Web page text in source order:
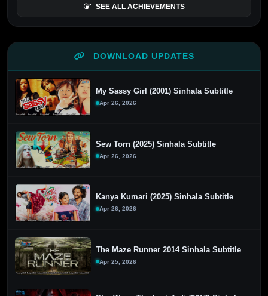
SEE ALL ACHIEVEMENTS
DOWNLOAD UPDATES
My Sassy Girl (2001) Sinhala Subtitle
Apr 26, 2026
Sew Torn (2025) Sinhala Subtitle
Apr 26, 2026
Kanya Kumari (2025) Sinhala Subtitle
Apr 26, 2026
The Maze Runner 2014 Sinhala Subtitle
Apr 25, 2026